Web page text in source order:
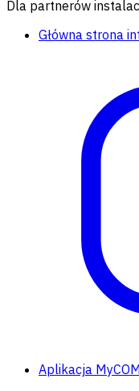
Dla partnerów
Główna strona
Aplikacja